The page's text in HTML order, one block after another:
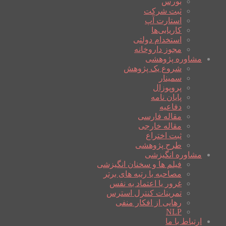
ثبت شرکت
استارت آپ
کاریابی‌ها
استخدام دولتی
مجوز داروخانه
مشاوره پژوهشی
شروع یک پژوهش
سمینار
پروپوزال
پایان نامه
دفاعیه
مقاله فارسی
مقاله خارجی
ثبت اختراع
طرح پژوهشی
مشاوره انگیزشی
فیلم ها و سخنان انگیزشی
مصاحبه با رتبه های برتر
غرور یا اعتماد به نفس
تمرینات کنترل استرس
رهایی از افکار منفی
NLP
ارتباط با ما